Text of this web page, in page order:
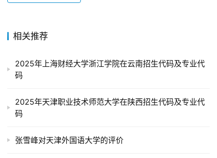
相关推荐
2025年上海财经大学浙江学院在云南招生代码及专业代
码
2025年天津职业技术师范大学在陕西招生代码及专业代
码
张雪峰对天津外国语大学的评价